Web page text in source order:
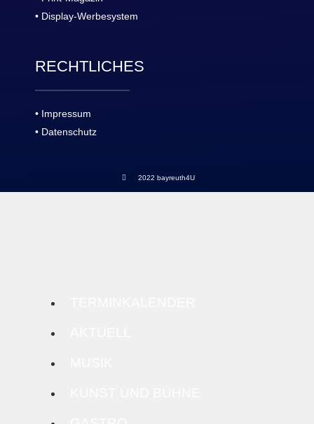
• Display-Werbesystem
RECHTLICHES
• Impressum
• Datenschutz
2022 bayreuth4U